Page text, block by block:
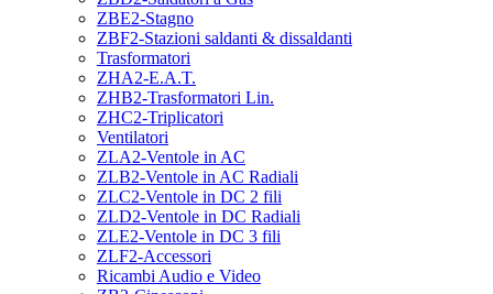
ZBE2-Stagno
ZBF2-Stazioni saldanti & dissaldanti
Trasformatori
ZHA2-E.A.T.
ZHB2-Trasformatori Lin.
ZHC2-Triplicatori
Ventilatori
ZLA2-Ventole in AC
ZLB2-Ventole in AC Radiali
ZLC2-Ventole in DC 2 fili
ZLD2-Ventole in DC Radiali
ZLE2-Ventole in DC 3 fili
ZLF2-Accessori
Ricambi Audio e Video